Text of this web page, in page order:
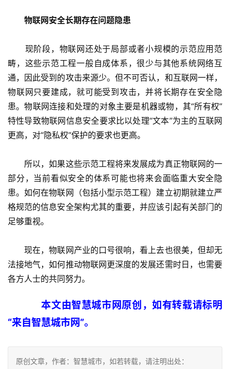
物联网安全长期存在问题隐患
现阶段，物联网还处于局部或者小规模的示范应用范
畴，这些示范工程一般自成体系，很少与其他系统网络互
通，因此受到的攻击来源少。但不可否认，和互联网一样，
物联网只要建成，就可能受到攻击，并将长期存在安全隐
患。物联网连接和处理的对象主要是机器或物，其“所有权”
特性导致物联网信息安全要求比以处理“文本”为主的互联网
更高，对“隐私权”保护的要求也更高。
所以，如果这些示范工程将来发展成为真正物联网的一
部分，当前看似安全的体系可能也将来会面临重大安全隐
患。如何在物联网（包括小型示范工程）建立初期就建立严
格规范的信息安全架构尤其的重要，并应该引起有关部门的
足够重视。
现在，物联网产业的口号很响，看上去也很美，但却无
法接地气，如何推动物联网更深度的发展还需时日，也需要
各方人士的共同努力。
本文由智慧城市网原创，如有转载请标明
“来自智慧城市网”。
原创文章，作者：智慧城市，如若转载，请注明出处：